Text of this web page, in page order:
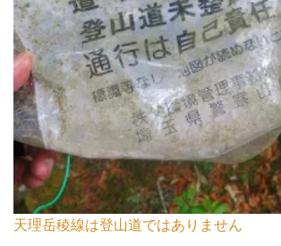
天理岳稜線は登山道ではありません